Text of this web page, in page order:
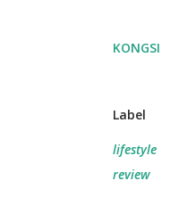
KONGSI
Label
lifestyle
review